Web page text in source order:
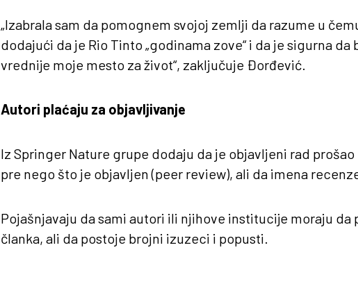
„Izabrala sam da pomognem svojoj zemlji da razume u
dodajući da je Rio Tinto „godinama zove“ i da je sigurna da
vrednije moje mesto za život“, zaključuje Đorđević.
Autori plaćaju za objavljivanje
Iz Springer Nature grupe dodaju da je objavljeni rad
pre nego što je objavljen (peer review), ali da imena
Pojašnjavaju da sami autori ili njihove institucije moraju da
članka, ali da postoje brojni izuzeci i popusti.